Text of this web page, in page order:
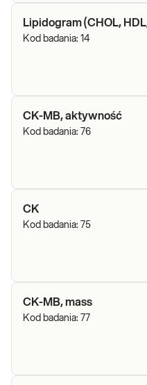
Lipidogram (CHOL,
Kod badania: 14
CK-MB, aktywność
Kod badania: 76
CK
Kod badania: 75
CK-MB, mass
Kod badania: 77